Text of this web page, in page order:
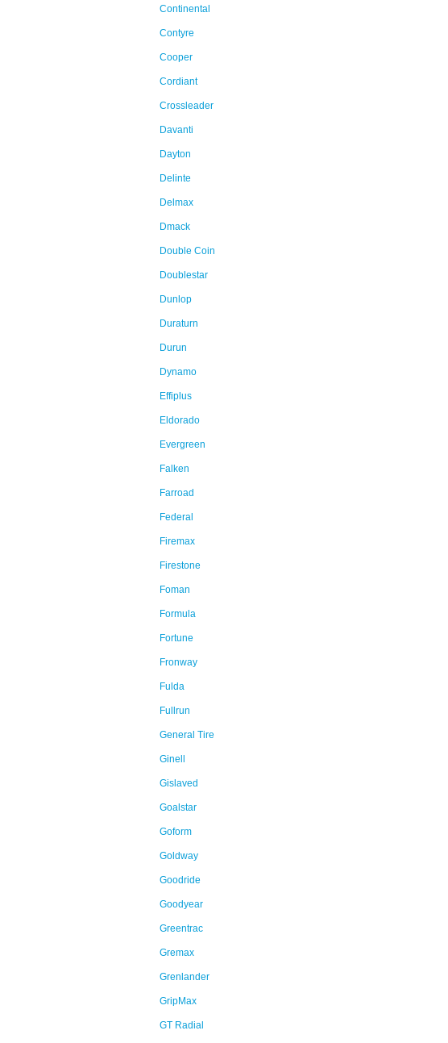
Continental
Contyre
Cooper
Cordiant
Crossleader
Davanti
Dayton
Delinte
Delmax
Dmack
Double Coin
Doublestar
Dunlop
Duraturn
Durun
Dynamo
Effiplus
Eldorado
Evergreen
Falken
Farroad
Federal
Firemax
Firestone
Foman
Formula
Fortune
Fronway
Fulda
Fullrun
General Tire
Ginell
Gislaved
Goalstar
Goform
Goldway
Goodride
Goodyear
Greentrac
Gremax
Grenlander
GripMax
GT Radial